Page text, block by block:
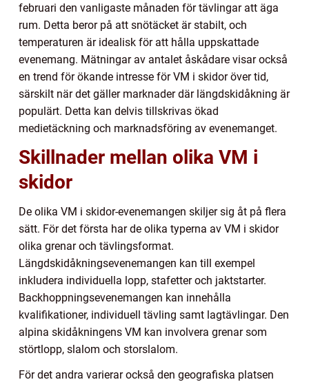
februari den vanligaste månaden för tävlingar att äga
rum. Detta beror på att snötäcket är stabilt, och
temperaturen är idealisk för att hålla uppskattade
evenemang. Mätningar av antalet åskådare visar också
en trend för ökande intresse för VM i skidor över tid,
särskilt när det gäller marknader där längdskidåkning är
populärt. Detta kan delvis tillskrivas ökad
medietäckning och marknadsföring av evenemanget.
Skillnader mellan olika VM i
skidor
De olika VM i skidor-evenemangen skiljer sig åt på flera
sätt. För det första har de olika typerna av VM i skidor
olika grenar och tävlingsformat.
Längdskidåkningsevenemangen kan till exempel
inkludera individuella lopp, stafetter och jaktstarter.
Backhoppningsevenemangen kan innehålla
kvalifikationer, individuell tävling samt lagtävlingar. Den
alpina skidåkningens VM kan involvera grenar som
störtlopp, slalom och storslalom.
För det andra varierar också den geografiska platsen